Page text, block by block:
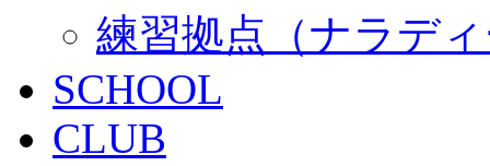
練習拠点（ナラデ
SCHOOL
CLUB